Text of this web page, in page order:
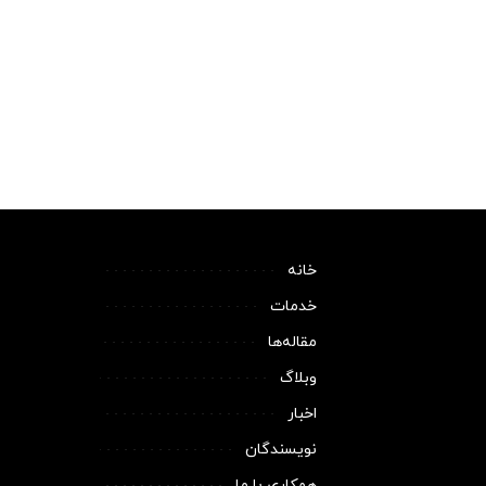
خانه
خدمات
مقاله‌ها
وبلاگ
اخبار
نویسندگان